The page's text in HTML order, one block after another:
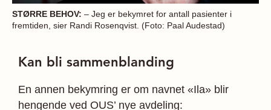
STØRRE BEHOV: – Jeg er bekymret for antall pasienter i
fremtiden, sier Randi Rosenqvist. (Foto: Paal Audestad)
Kan bli sammenblanding
En annen bekymring er om navnet «Ila» blir
hengende ved OUS’ nye avdeling: